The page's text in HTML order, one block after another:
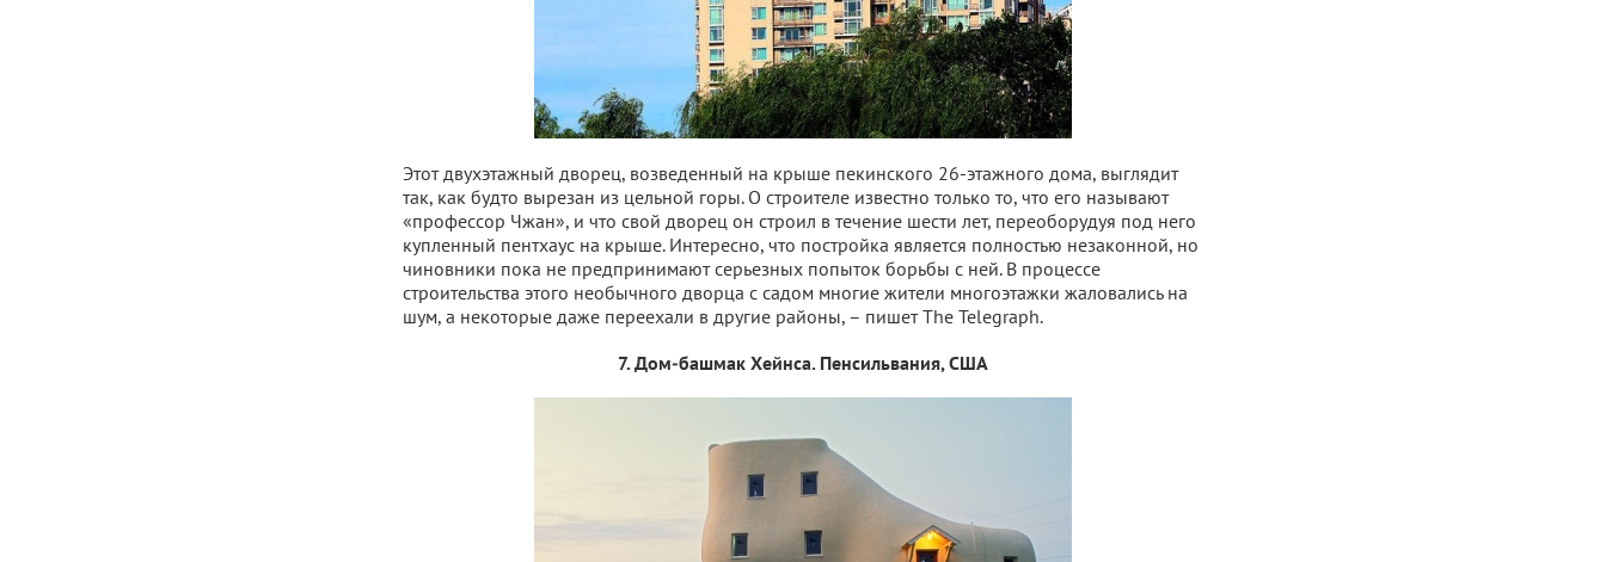
Этот двухэтажный дворец, возведенный на крыше пекинского 26-этажного дома, выглядит
так, как будто вырезан из цельной горы. О строителе известно только то, что его называют
«профессор Чжан», и что свой дворец он строил в течение шести лет, переоборудуя под него
купленный пентхаус на крыше. Интересно, что постройка является полностью незаконной, но
чиновники пока не предпринимают серьезных попыток борьбы с ней. В процессе
строительства этого необычного дворца с садом многие жители многоэтажки жаловались на
шум, а некоторые даже переехали в другие районы, – пишет The Telegraph.
7. Дом-башмак Хейнса. Пенсильвания, США